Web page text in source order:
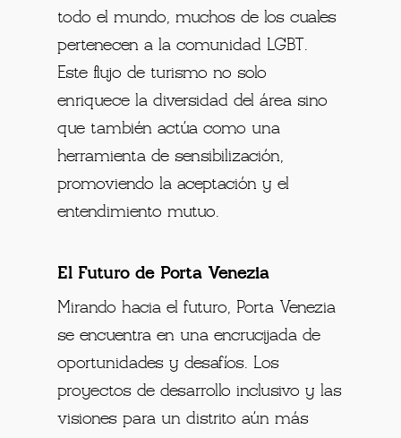
todo el mundo, muchos de los cuales
pertenecen a la comunidad LGBT.
Este flujo de turismo no solo
enriquece la diversidad del área sino
que también actúa como una
herramienta de sensibilización,
promoviendo la aceptación y el
entendimiento mutuo.
El Futuro de Porta Venezia
Mirando hacia el futuro, Porta Venezia
se encuentra en una encrucijada de
oportunidades y desafíos. Los
proyectos de desarrollo inclusivo y las
visiones para un distrito aún más